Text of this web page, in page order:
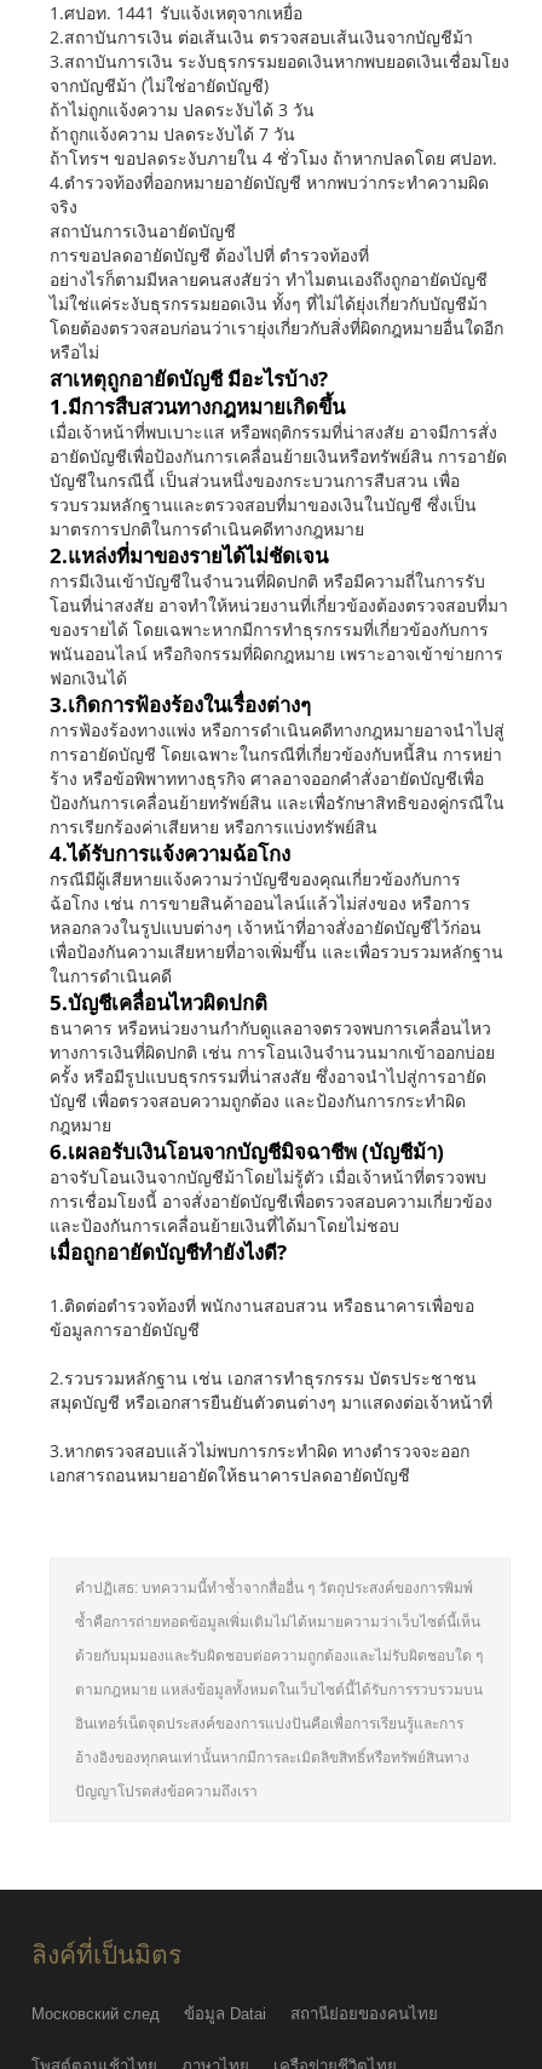
1.ศปอท. 1441 รับแจ้งเหตุจากเหยื่อ
2.สถาบันการเงิน ต่อเส้นเงิน ตรวจสอบเส้นเงินจากบัญชีม้า
3.สถาบันการเงิน ระงับธุรกรรมยอดเงินหากพบยอดเงินเชื่อมโยง
จากบัญชีม้า (ไม่ใช่อายัดบัญชี)
ถ้าไม่ถูกแจ้งความ ปลดระงับได้ 3 วัน
ถ้าถูกแจ้งความ ปลดระงับได้ 7 วัน
ถ้าโทรฯ ขอปลดระงับภายใน 4 ชั่วโมง ถ้าหากปลดโดย ศปอท.
4.ตำรวจท้องที่ออกหมายอายัดบัญชี หากพบว่ากระทำความผิด
จริง
สถาบันการเงินอายัดบัญชี
การขอปลดอายัดบัญชี ต้องไปที่ ตำรวจท้องที่
อย่างไรก็ตามมีหลายคนสงสัยว่า ทำไมตนเองถึงถูกอายัดบัญชี
ไม่ใช่แค่ระงับธุรกรรมยอดเงิน ทั้งๆ ที่ไม่ได้ยุ่งเกี่ยวกับบัญชีม้า
โดยต้องตรวจสอบก่อนว่าเรายุ่งเกี่ยวกับสิ่งที่ผิดกฎหมายอื่นใดอีก
หรือไม่
สาเหตุถูกอายัดบัญชี มีอะไรบ้าง?
1.มีการสืบสวนทางกฎหมายเกิดขึ้น
เมื่อเจ้าหน้าที่พบเบาะแส หรือพฤติกรรมที่น่าสงสัย อาจมีการสั่ง
อายัดบัญชีเพื่อป้องกันการเคลื่อนย้ายเงินหรือทรัพย์สิน การอายัด
บัญชีในกรณีนี้ เป็นส่วนหนึ่งของกระบวนการสืบสวน เพื่อ
รวบรวมหลักฐานและตรวจสอบที่มาของเงินในบัญชี ซึ่งเป็น
มาตรการปกติในการดำเนินคดีทางกฎหมาย
2.แหล่งที่มาของรายได้ไม่ชัดเจน
การมีเงินเข้าบัญชีในจำนวนที่ผิดปกติ หรือมีความถี่ในการรับ
โอนที่น่าสงสัย อาจทำให้หน่วยงานที่เกี่ยวข้องต้องตรวจสอบที่มา
ของรายได้ โดยเฉพาะหากมีการทำธุรกรรมที่เกี่ยวข้องกับการ
พนันออนไลน์ หรือกิจกรรมที่ผิดกฎหมาย เพราะอาจเข้าข่ายการ
ฟอกเงินได้
3.เกิดการฟ้องร้องในเรื่องต่างๆ
การฟ้องร้องทางแพ่ง หรือการดำเนินคดีทางกฎหมายอาจนำไปสู่
การอายัดบัญชี โดยเฉพาะในกรณีที่เกี่ยวข้องกับหนี้สิน การหย่า
ร้าง หรือข้อพิพาททางธุรกิจ ศาลอาจออกคำสั่งอายัดบัญชีเพื่อ
ป้องกันการเคลื่อนย้ายทรัพย์สิน และเพื่อรักษาสิทธิของคู่กรณีใน
การเรียกร้องค่าเสียหาย หรือการแบ่งทรัพย์สิน
4.ได้รับการแจ้งความฉ้อโกง
กรณีมีผู้เสียหายแจ้งความว่าบัญชีของคุณเกี่ยวข้องกับการ
ฉ้อโกง เช่น การขายสินค้าออนไลน์แล้วไม่ส่งของ หรือการ
หลอกลวงในรูปแบบต่างๆ เจ้าหน้าที่อาจสั่งอายัดบัญชีไว้ก่อน
เพื่อป้องกันความเสียหายที่อาจเพิ่มขึ้น และเพื่อรวบรวมหลักฐาน
ในการดำเนินคดี
5.บัญชีเคลื่อนไหวผิดปกติ
ธนาคาร หรือหน่วยงานกำกับดูแลอาจตรวจพบการเคลื่อนไหว
ทางการเงินที่ผิดปกติ เช่น การโอนเงินจำนวนมากเข้าออกบ่อย
ครั้ง หรือมีรูปแบบธุรกรรมที่น่าสงสัย ซึ่งอาจนำไปสู่การอายัด
บัญชี เพื่อตรวจสอบความถูกต้อง และป้องกันการกระทำผิด
กฎหมาย
6.เผลอรับเงินโอนจากบัญชีมิจฉาชีพ (บัญชีม้า)
อาจรับโอนเงินจากบัญชีม้าโดยไม่รู้ตัว เมื่อเจ้าหน้าที่ตรวจพบ
การเชื่อมโยงนี้ อาจสั่งอายัดบัญชีเพื่อตรวจสอบความเกี่ยวข้อง
และป้องกันการเคลื่อนย้ายเงินที่ได้มาโดยไม่ชอบ
เมื่อถูกอายัดบัญชีทำยังไงดี?
1.ติดต่อตำรวจท้องที่ พนักงานสอบสวน หรือธนาคารเพื่อขอ
ข้อมูลการอายัดบัญชี
2.รวบรวมหลักฐาน เช่น เอกสารทำธุรกรรม บัตรประชาชน
สมุดบัญชี หรือเอกสารยืนยันตัวตนต่างๆ มาแสดงต่อเจ้าหน้าที่
3.หากตรวจสอบแล้วไม่พบการกระทำผิด ทางตำรวจจะออก
เอกสารถอนหมายอายัดให้ธนาคารปลดอายัดบัญชี
คำปฏิเสธ: บทความนี้ทำซ้ำจากสื่ออื่น ๆ วัตถุประสงค์ของการพิมพ์
ซ้ำคือการถ่ายทอดข้อมูลเพิ่มเติมไม่ได้หมายความว่าเว็บไซต์นี้เห็น
ด้วยกับมุมมองและรับผิดชอบต่อความถูกต้องและไม่รับผิดชอบใด ๆ
ตามกฎหมาย แหล่งข้อมูลทั้งหมดในเว็บไซต์นี้ได้รับการรวบรวมบน
อินเทอร์เน็ตจุดประสงค์ของการแบ่งปันคือเพื่อการเรียนรู้และการ
อ้างอิงของทุกคนเท่านั้นหากมีการละเมิดลิขสิทธิ์หรือทรัพย์สินทาง
ปัญญาโปรดส่งข้อความถึงเรา
ลิงค์ที่เป็นมิตร
Московский след ข้อมูล Datai สถานีย่อยของคนไทย